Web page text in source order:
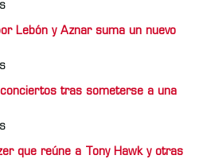
Lebón y Aznar suma un nuevo
tras someterse a una
que reúne a Tony Hawk y otras